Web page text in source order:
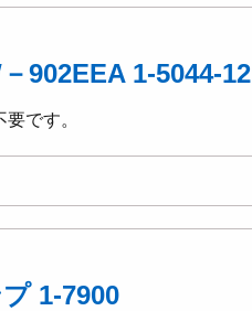
902EEA 1-5044-12
です。
1-7900